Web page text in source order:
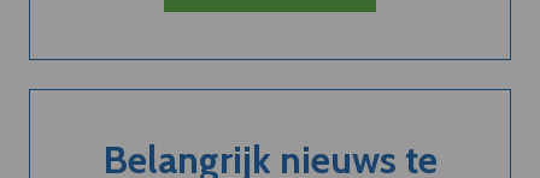
Belangrijk nieuws te